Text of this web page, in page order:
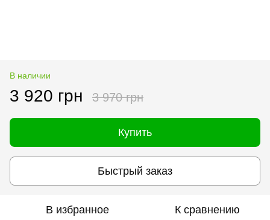
В наличии
3 920 грн 3 970 грн
Купить
Быстрый заказ
В избранное К сравнению